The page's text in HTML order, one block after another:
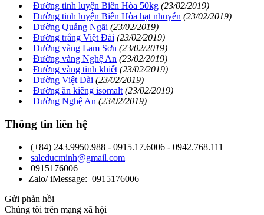
Đường tinh luyện Biên Hòa 50kg (23/02/2019)
Đường tinh luyện Biên Hòa hạt nhuyễn (23/02/2019)
Đường Quảng Ngãi (23/02/2019)
Đường trắng Việt Đài (23/02/2019)
Đường vàng Lam Sơn (23/02/2019)
Đường vàng Nghệ An (23/02/2019)
Đường vàng tinh khiết (23/02/2019)
Đường Việt Đài (23/02/2019)
Đường ăn kiêng isomalt (23/02/2019)
Đường Nghệ An (23/02/2019)
Thông tin liên hệ
(+84) 243.9950.988 - 0915.17.6006 - 0942.768.111
saleducminh@gmail.com
0915176006
Zalo/ iMessage: 0915176006
Gửi phản hồi
Chúng tôi trên mạng xã hội